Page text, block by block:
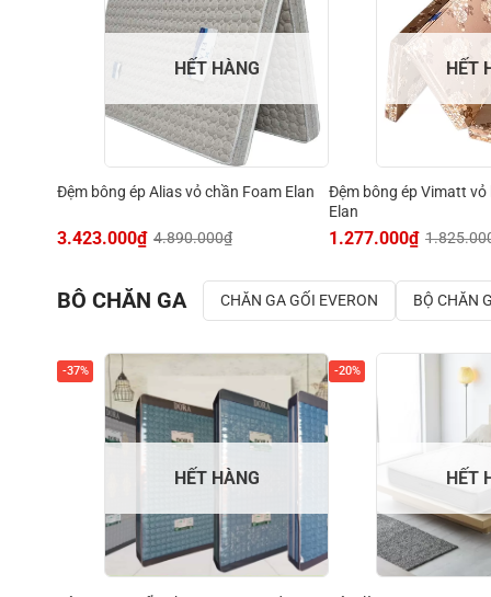
HẾT HÀNG
Đệm bông ép Alias vỏ chần Foam Elan
4.890.000₫
3.423.000₫
HẾT
Đệm bông ép Vimatt vỏ
Elan
1.277.000₫
BÔ CHĂN GA CHĂN GA GỐI EVERON BỘ CHĂN
-37%
HẾT HÀNG
-20%
HẾT